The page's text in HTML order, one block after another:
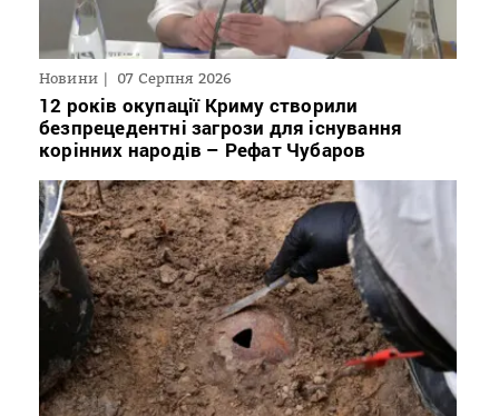
Новини 07 Серпня 2026
12 років окупації Криму створили
безпрецедентні загрози для існування
корінних народів – Рефат Чубаров